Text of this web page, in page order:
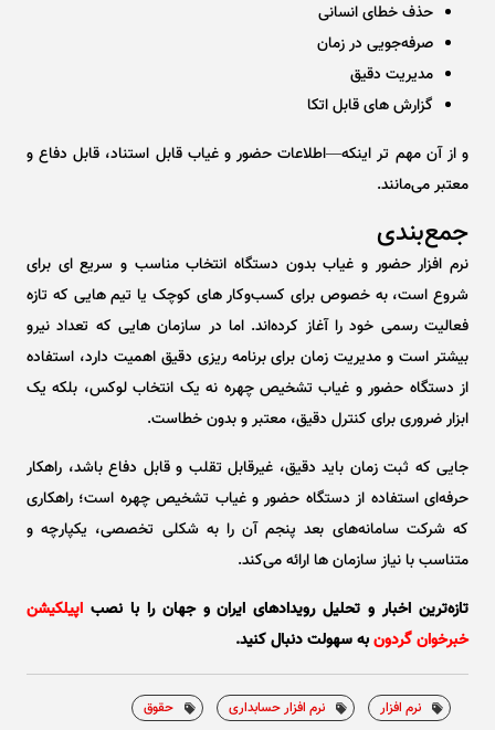
حذف خطای انسانی
صرفه‌جویی در زمان
مدیریت دقیق
گزارش ‌های قابل اتکا
و از آن مهم‌ تر اینکه—اطلاعات حضور و غیاب قابل استناد، قابل دفاع و
معتبر می‌مانند.
جمع‌بندی
نرم ‌افزار حضور و غیاب بدون دستگاه انتخاب مناسب و سریع ای برای
شروع است، به‌ خصوص برای کسب‌وکار های کوچک یا تیم‌ هایی که تازه
فعالیت رسمی خود را آغاز کرده‌اند. اما در سازمان‌ هایی که تعداد نیرو
بیشتر است و مدیریت زمان برای برنامه ‌ریزی دقیق اهمیت دارد، استفاده
از دستگاه حضور و غیاب تشخیص چهره نه یک انتخاب لوکس، بلکه یک
ابزار ضروری برای کنترل دقیق، معتبر و بدون خطاست.
جایی که ثبت زمان باید دقیق، غیرقابل تقلب و قابل دفاع باشد، راهکار
حرفه‌ای استفاده از دستگاه حضور و غیاب تشخیص چهره است؛ راهکاری
که شرکت سامانه‌های بعد پنجم آن را به شکلی تخصصی، یکپارچه و
متناسب با نیاز سازمان‌ ها ارائه می‌کند.
تازه‌ترین اخبار و تحلیل‌ رویدادهای ایران و جهان را با نصب اپیلکیشن
خبرخوان گردونبه سهولت دنبال کنید.
نرم افزار نرم افزار حسابداری حقوق